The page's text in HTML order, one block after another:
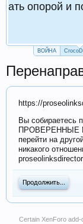
поддержкой
ВОЙНА
https://
Вы собираетесь
ПРОВЕРЕННЫЕ
перейти на
никакого
Продолжить...
Certain XenForo add-